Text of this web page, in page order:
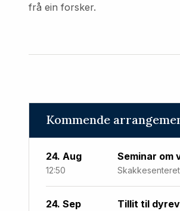
frå ein forsker.
Kommende
24. Aug
12:50
Seminar om
24. Sep Tillit til